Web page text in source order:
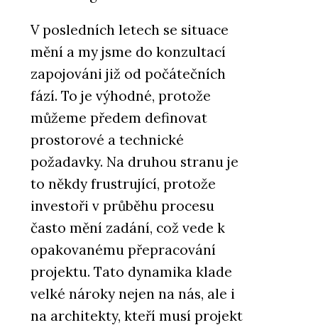
V posledních letech se situace
mění a my jsme do konzultací
zapojováni již od počátečních
fází. To je výhodné, protože
můžeme předem definovat
prostorové a technické
požadavky. Na druhou stranu je
to někdy frustrující, protože
investoři v průběhu procesu
často mění zadání, což vede k
opakovanému přepracování
projektu. Tato dynamika klade
velké nároky nejen na nás, ale i
na architekty, kteří musí projekt